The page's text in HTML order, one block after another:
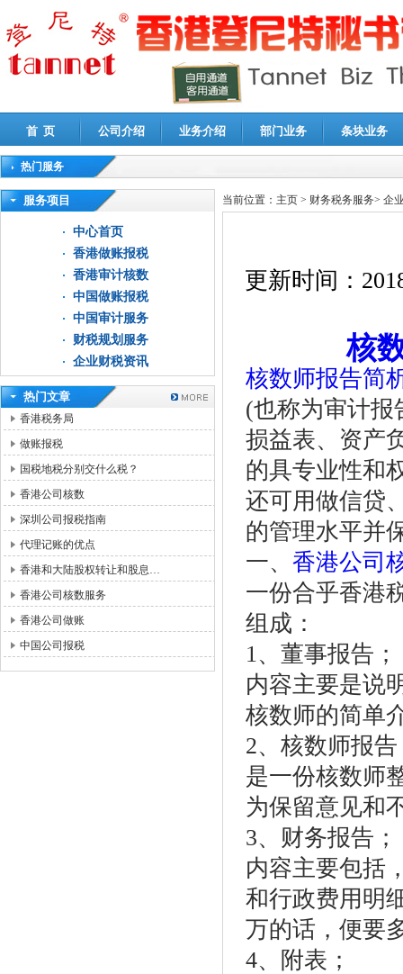
首 页 公司介绍 业务介绍 部门业务 条块业务
热门服务
高新技术企业认定审计|企业所得税汇算清缴申报鉴证
服务项目
中心首页
香港做账报税
香港审计核数
中国做账报税
中国审计服务
财税规划服务
企业财税资讯
热门文章
香港税务局
做账报税
国税地税分别交什么税？
香港公司核数
深圳公司报税指南
代理记账的优点
香港和大陆股权转让和股息…
香港公司核数服务
香港公司做账
中国公司报税
当前位置： 主页 > 财务税务服务> 企
更新时间：
核
核数师报告简
(也称为审计报
损益表、资产
的具专业性和
还可用做信贷
的管理水平并
一、 香港公司
一份合乎香港
组成：
1、董事报告；
内容主要是说
核数师的简单
2、核数师报告
是一份核数师
为保留意见和
3、财务报告；
内容主要包括
和行政费用明
万的话，便要
4、附表；